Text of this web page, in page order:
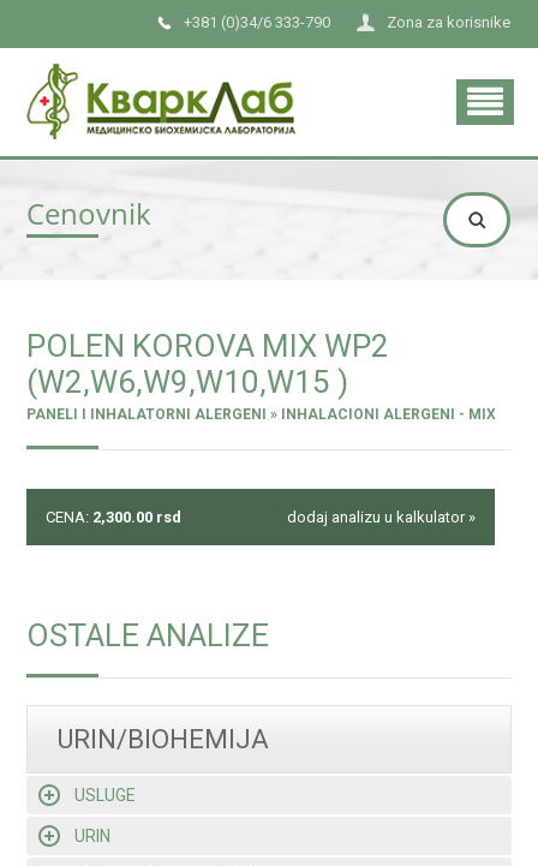
Zona za korisnike
+381 (0)34/6 333-790
Cenovnik
POLEN KOROVA MIX WP2
(W2,W6,W9,W10,W15 )
PANELI I INHALATORNI ALERGENI » INHALACIONI ALERGENI - MIX
CENA: 2,300.00 rsd dodaj analizu u kalkulator »
OSTALE ANALIZE
URIN/BIOHEMIJA
USLUGE
URIN